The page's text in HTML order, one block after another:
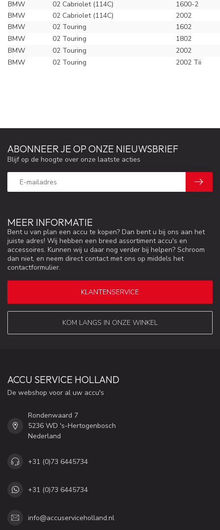
BMW
02 Cabriolet (114C)
1600-2
BMW
02 Cabriolet (114C)
2002
BMW
02 Touring
1602
BMW
02 Touring
1802
BMW
02 Touring
2002
BMW
02 Touring 2002 Tii
MEER INFORMATIE
Bent u van plan een accu te kopen? Dan bent u bij ons aan het
juiste adres! Wij hebben een breed assortiment accu's en
accessoires. Kunnen wij u daar nog verder bij helpen? Schroom
dan niet, en neem direct contact met ons op middels het
contactformulier.
KLANTENSERVICE
KOM LANGS IN ONZE WINKEL
ABONNEER JE OP ONZE NIEUWSBRIEF
Blijf op de hoogte over onze laatste acties
ACCU SERVICE HOLLAND
De webshop voor al uw accu's
Rondenwaard 7
5236 WD 's-Hertogenbosch
Nederland
+31 (0)73 6445734
+31 (0)73 6445734
info@accuserviceholland.nl